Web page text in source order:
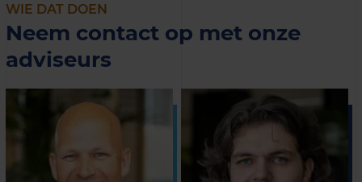
WIE DAT DOEN
Neem contact op met onze
adviseurs